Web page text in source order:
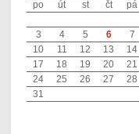
po út st čt pá
3
4 5 6 7
10
11 12 13 14
17
18 19 20 21
24
25 26 27 28
31